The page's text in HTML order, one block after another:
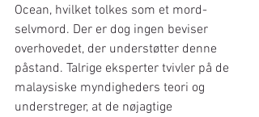
Ocean, hvilket tolkes som et mord-
selvmord. Der er dog ingen beviser
overhovedet, der understøtter denne
påstand. Talrige eksperter tvivler på de
malaysiske myndigheders teori og
understreger, at de nøjagtige